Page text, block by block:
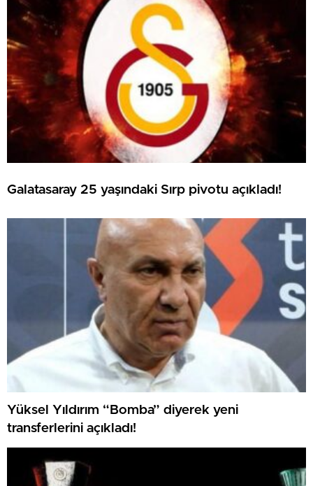
Galatasaray 25 yaşındaki Sırp pivotu açıkladı!
Yüksel Yıldırım “Bomba” diyerek yeni
transferlerini açıkladı!